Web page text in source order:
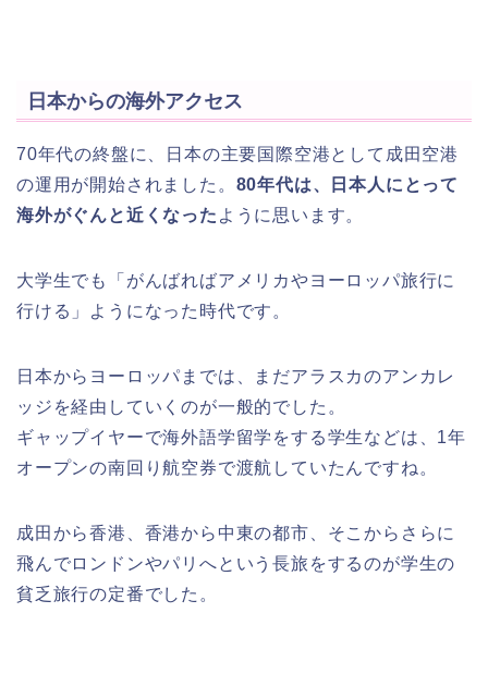
日本からの海外アクセス
70年代の終盤に、日本の主要国際空港として成田空港
の運用が開始されました。 80年代は、日本人にとって
海外がぐんと近くなった ように思います。
大学生でも「がんばればアメリカやヨーロッパ旅行に
行ける」ようになった時代です。
日本からヨーロッパまでは、まだアラスカのアンカレ
ッジを経由していくのが一般的でした。
ギャップイヤーで海外語学留学をする学生などは、1年
オープンの南回り航空券で渡航していたんですね。
成田から香港、香港から中東の都市、そこからさらに
飛んでロンドンやパリへという長旅をするのが学生の
貧乏旅行の定番でした。